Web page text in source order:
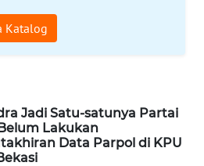
Katalog
Jadi Satu-satunya Partai
Lakukan
Data Parpol di KPU